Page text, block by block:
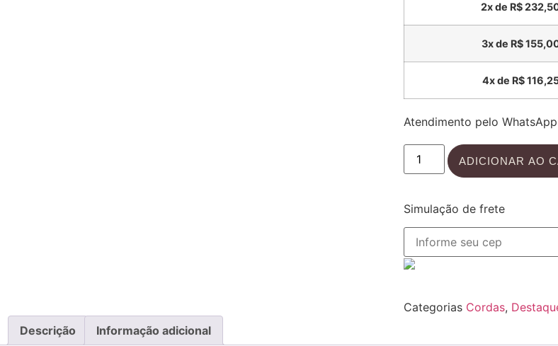
2x de R$
3x de R$
4x de R$
Atendimento pelo WhatsApp
ADICIONAR AO
Simulação de frete
Categorias Cordas,
Descrição
Informação adicional